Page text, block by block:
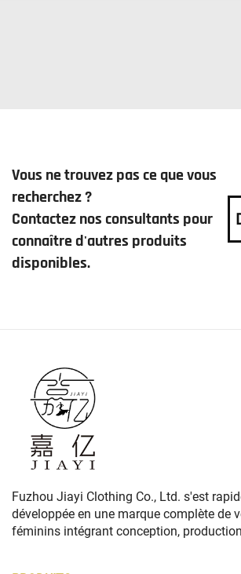
Vous ne trouvez pas ce que vous
recherchez ?
Contactez nos consultants pour
connaître d'autres produits
disponibles.
Fuzhou Jiayi Clothing Co., Ltd. s'est
développée en une marque complète de
féminins intégrant conception,